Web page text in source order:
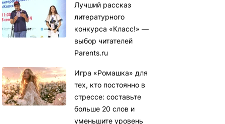
Лучший рассказ
литературного
конкурса «Класс!» —
выбор читателей
Parents.ru
Игра «Ромашка» для
тех, кто постоянно в
стрессе: составьте
больше 20 слов и
уменьшите уровень